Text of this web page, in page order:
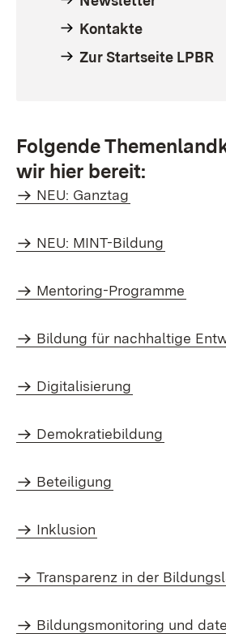
Kontakte
Zur Startseite LPBR
Folgende
wir hier bereit:
NEU: Ganztag
NEU: MINT-Bildung
Mentoring-Programme
Bildung für nachhaltige
Digitalisierung
Demokratiebildung
Beteiligung
Inklusion
Transparenz in der
Bildungsmonitoring und